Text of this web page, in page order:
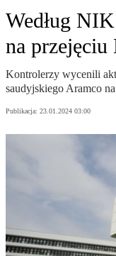
Według
na przejęciu
Kontrolerzy wycenili
saudyjskiego Aramco
Publikacja: 23.01.2024 03:00